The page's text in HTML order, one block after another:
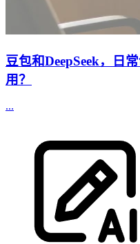
豆包和DeepSeek，日
用？
...